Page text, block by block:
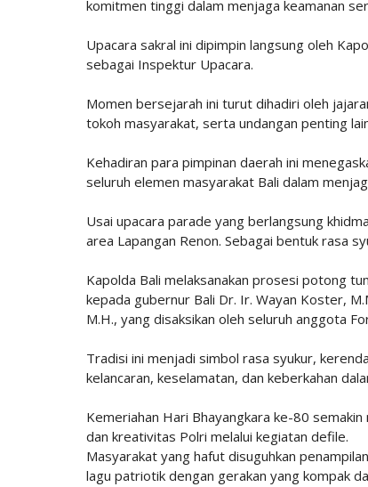
komitmen tinggi dalam menjaga keamanan
Upacara sakral ini dipimpin langsung oleh
sebagai Inspektur Upacara.
Momen bersejarah ini turut dihadiri oleh
tokoh masyarakat, serta undangan penting
Kehadiran para pimpinan daerah ini
seluruh elemen masyarakat Bali dalam
Usai upacara parade yang berlangsung
area Lapangan Renon. Sebagai bentuk rasa
Kapolda Bali melaksanakan prosesi potong
kepada gubernur Bali Dr. Ir. Wayan Koster,
M.H., yang disaksikan oleh seluruh anggota
Tradisi ini menjadi simbol rasa syukur,
kelancaran, keselamatan, dan keberkahan
Kemeriahan Hari Bhayangkara ke-80
dan kreativitas Polri melalui kegiatan defile.
Masyarakat yang hafut disuguhkan
lagu patriotik dengan gerakan yang kompak